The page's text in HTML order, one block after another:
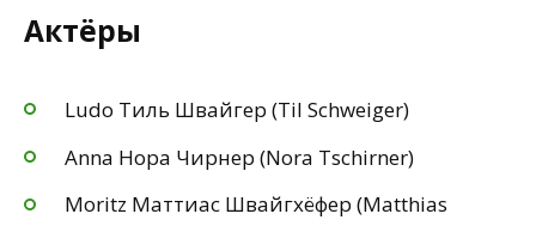
Актёры
Ludo Тиль Швайгер (Til Schweiger)
Anna Нора Чирнер (Nora Tschirner)
Moritz Маттиас Швайгхёфер (Matthias